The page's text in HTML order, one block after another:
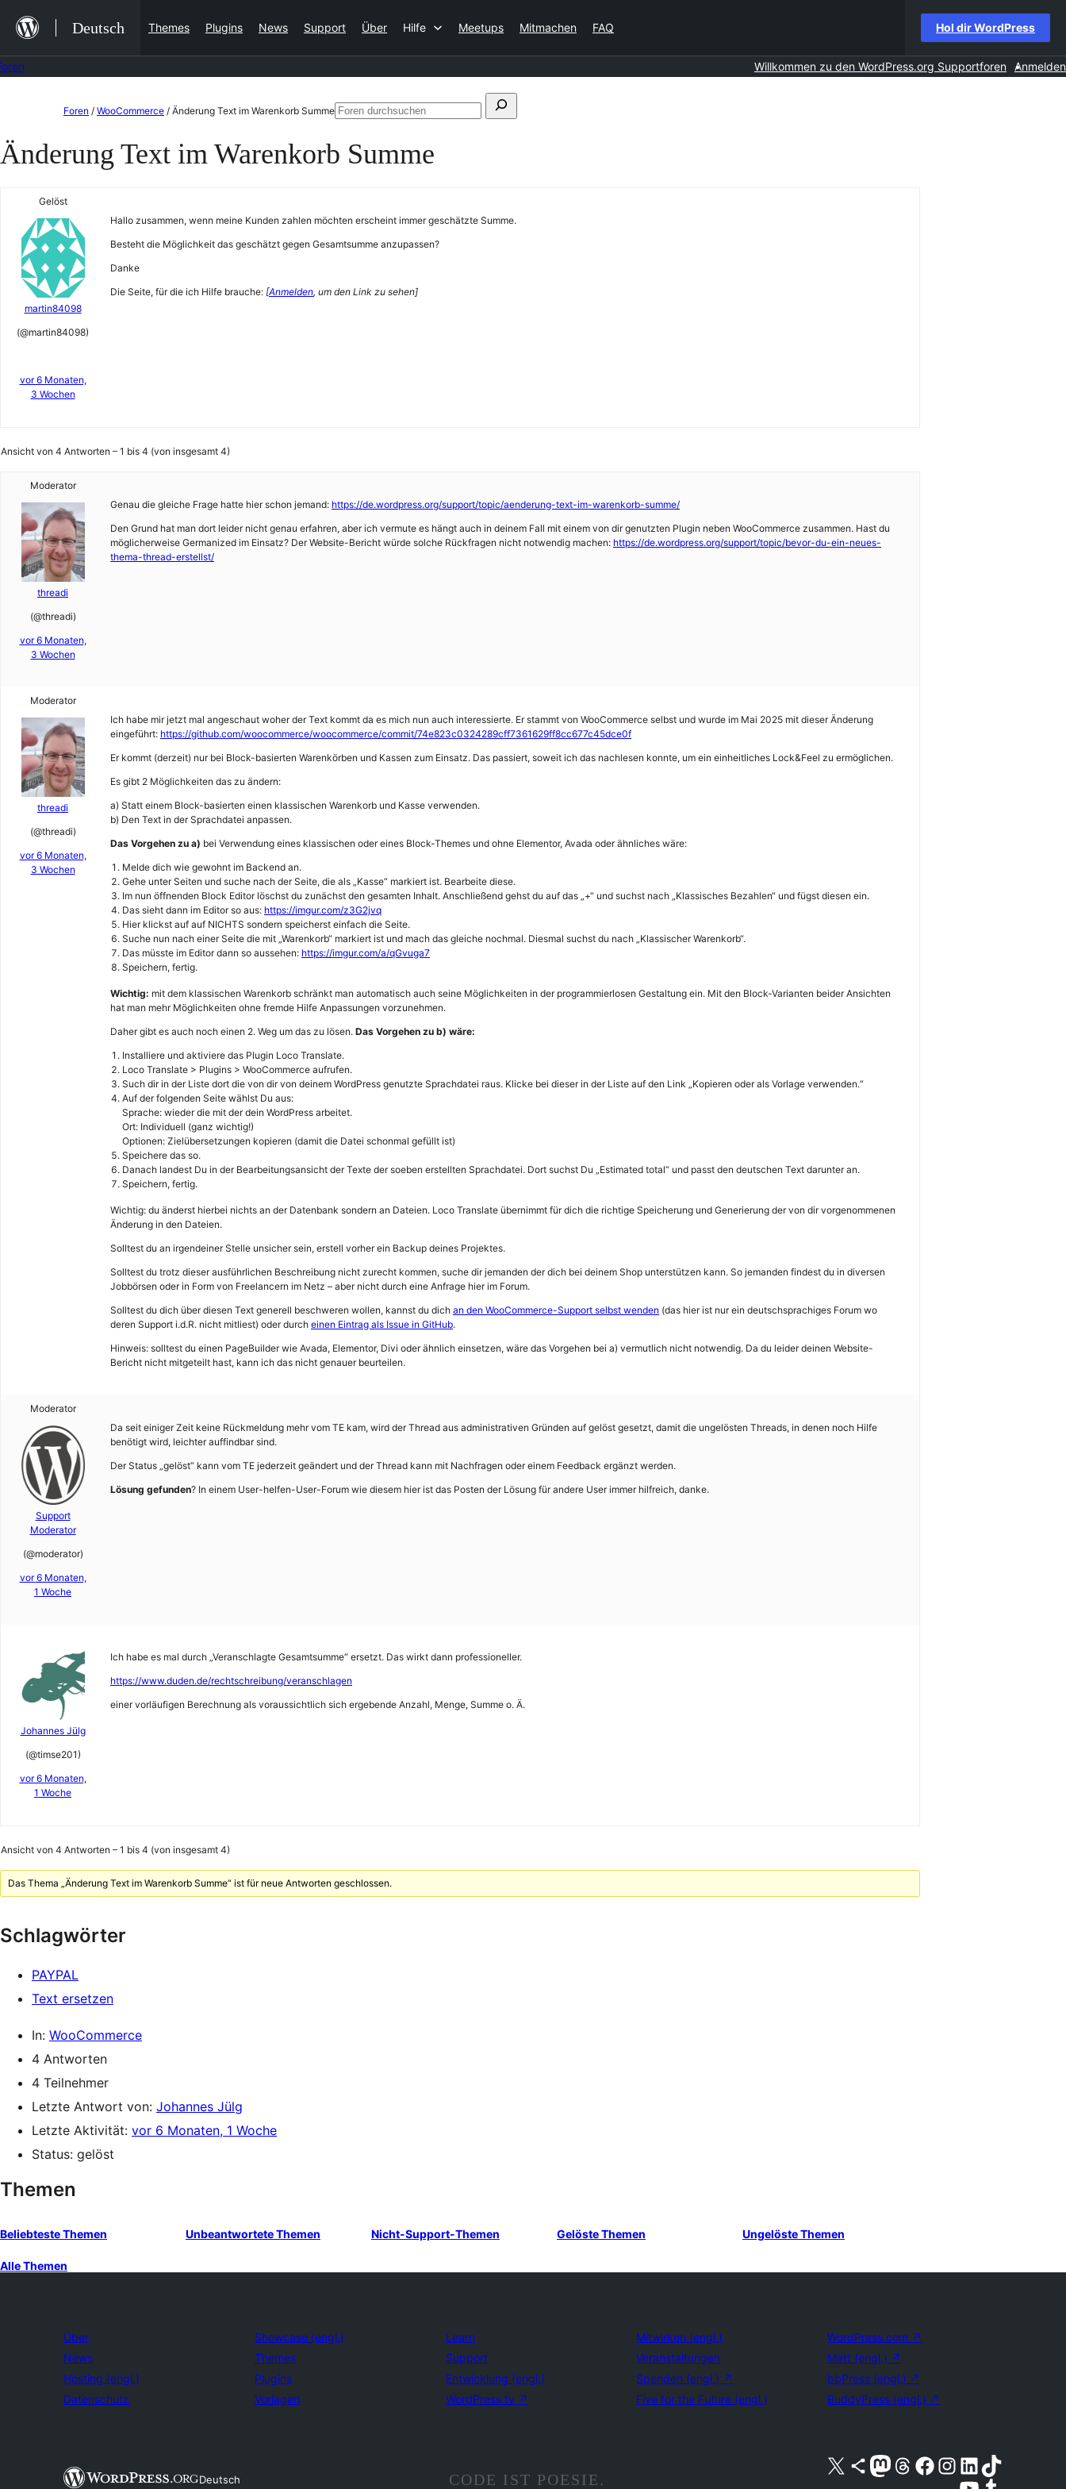
Inhalt
springen
Deutsch Themes Plugins News Support Über Hilfe Meetups Mitmachen FAQ Hol dir WordPress
Willkommen zu den WordPress.org Supportforen Anmelden
springen
Foren / WooCommerce / Änderung Text im Warenkorb SummeSuchen
Foren
Änderung Text im Warenkorb Summe
Gelöst
martin84098
(@martin84098)
vor 6 Monaten,
3 Wochen
Hallo zusammen, wenn meine Kunden zahlen möchten erscheint immer geschätzte Summe.
Besteht die Möglichkeit das geschätzt gegen Gesamtsumme anzupassen?
Danke
Die Seite, für die ich Hilfe brauche: [Anmelden, um den Link zu sehen]
Ansicht von 4 Antworten – 1 bis 4 (von insgesamt 4)
Moderator
threadi
(@threadi)
vor 6 Monaten,
3 Wochen
Genau die gleiche Frage hatte hier schon jemand: https://de.wordpress.org/support/topic/aenderung-text-im-warenkorb-summe/
Den Grund hat man dort leider nicht genau erfahren, aber ich vermute es hängt auch in deinem Fall mit einem von dir genutzten Plugin neben WooCommerce zusammen. Hast du
möglicherweise Germanized im Einsatz? Der Website-Bericht würde solche Rückfragen nicht notwendig machen: https://de.wordpress.org/support/topic/bevor-du-ein-neues-
thema-thread-erstellst/
Moderator
threadi
(@threadi)
vor 6 Monaten,
3 Wochen
Ich habe mir jetzt mal angeschaut woher der Text kommt da es mich nun auch interessierte. Er stammt von WooCommerce selbst und wurde im Mai 2025 mit dieser Änderung
eingeführt: https://github.com/woocommerce/woocommerce/commit/74e823c0324289cff7361629ff8cc677c45dce0f
Er kommt (derzeit) nur bei Block-basierten Warenkörben und Kassen zum Einsatz. Das passiert, soweit ich das nachlesen konnte, um ein einheitliches Lock&Feel zu ermöglichen.
Es gibt 2 Möglichkeiten das zu ändern:
a) Statt einem Block-basierten einen klassischen Warenkorb und Kasse verwenden.
b) Den Text in der Sprachdatei anpassen.
Das Vorgehen zu a) bei Verwendung eines klassischen oder eines Block-Themes und ohne Elementor, Avada oder ähnliches wäre:
Melde dich wie gewohnt im Backend an.
Gehe unter Seiten und suche nach der Seite, die als „Kasse“ markiert ist. Bearbeite diese.
Im nun öffnenden Block Editor löschst du zunächst den gesamten Inhalt. Anschließend gehst du auf das „+“ und suchst nach „Klassisches Bezahlen“ und fügst diesen ein.
Das sieht dann im Editor so aus: https://imgur.com/z3G2jvq
Hier klickst auf auf NICHTS sondern speicherst einfach die Seite.
Suche nun nach einer Seite die mit „Warenkorb“ markiert ist und mach das gleiche nochmal. Diesmal suchst du nach „Klassischer Warenkorb“.
Das müsste im Editor dann so aussehen: https://imgur.com/a/qGvuga7
Speichern, fertig.
Wichtig: mit dem klassischen Warenkorb schränkt man automatisch auch seine Möglichkeiten in der programmierlosen Gestaltung ein. Mit den Block-Varianten beider Ansichten
hat man mehr Möglichkeiten ohne fremde Hilfe Anpassungen vorzunehmen.
Daher gibt es auch noch einen 2. Weg um das zu lösen. Das Vorgehen zu b) wäre:
Installiere und aktiviere das Plugin Loco Translate.
Loco Translate > Plugins > WooCommerce aufrufen.
Such dir in der Liste dort die von dir von deinem WordPress genutzte Sprachdatei raus. Klicke bei dieser in der Liste auf den Link „Kopieren oder als Vorlage verwenden.“
Auf der folgenden Seite wählst Du aus:
Sprache: wieder die mit der dein WordPress arbeitet.
Ort: Individuell (ganz wichtig!)
Optionen: Zielübersetzungen kopieren (damit die Datei schonmal gefüllt ist)
Speichere das so.
Danach landest Du in der Bearbeitungsansicht der Texte der soeben erstellten Sprachdatei. Dort suchst Du „Estimated total“ und passt den deutschen Text darunter an.
Speichern, fertig.
Wichtig: du änderst hierbei nichts an der Datenbank sondern an Dateien. Loco Translate übernimmt für dich die richtige Speicherung und Generierung der von dir vorgenommenen
Änderung in den Dateien.
Solltest du an irgendeiner Stelle unsicher sein, erstell vorher ein Backup deines Projektes.
Solltest du trotz dieser ausführlichen Beschreibung nicht zurecht kommen, suche dir jemanden der dich bei deinem Shop unterstützen kann. So jemanden findest du in diversen
Jobbörsen oder in Form von Freelancern im Netz – aber nicht durch eine Anfrage hier im Forum.
Solltest du dich über diesen Text generell beschweren wollen, kannst du dich an den WooCommerce-Support selbst wenden (das hier ist nur ein deutschsprachiges Forum wo
deren Support i.d.R. nicht mitliest) oder durch einen Eintrag als Issue in GitHub.
Hinweis: solltest du einen PageBuilder wie Avada, Elementor, Divi oder ähnlich einsetzen, wäre das Vorgehen bei a) vermutlich nicht notwendig. Da du leider deinen Website-
Bericht nicht mitgeteilt hast, kann ich das nicht genauer beurteilen.
Moderator
Support
Moderator
(@moderator)
vor 6 Monaten,
1 Woche
Da seit einiger Zeit keine Rückmeldung mehr vom TE kam, wird der Thread aus administrativen Gründen auf gelöst gesetzt, damit die ungelösten Threads, in denen noch Hilfe
benötigt wird, leichter auffindbar sind.
Der Status „gelöst“ kann vom TE jederzeit geändert und der Thread kann mit Nachfragen oder einem Feedback ergänzt werden.
Lösung gefunden? In einem User-helfen-User-Forum wie diesem hier ist das Posten der Lösung für andere User immer hilfreich, danke.
Johannes Jülg
(@timse201)
vor 6 Monaten,
1 Woche
Ich habe es mal durch „Veranschlagte Gesamtsumme“ ersetzt. Das wirkt dann professioneller.
https://www.duden.de/rechtschreibung/veranschlagen
einer vorläufigen Berechnung als voraussichtlich sich ergebende Anzahl, Menge, Summe o. Ä.
Ansicht von 4 Antworten – 1 bis 4 (von insgesamt 4)
Das Thema „Änderung Text im Warenkorb Summe“ ist für neue Antworten geschlossen.
Schlagwörter
PAYPAL
Text ersetzen
In: WooCommerce
4 Antworten
4 Teilnehmer
Letzte Antwort von: Johannes Jülg
Letzte Aktivität: vor 6 Monaten, 1 Woche
Status: gelöst
Themen
Beliebteste Themen Unbeantwortete Themen Nicht-Support-Themen Gelöste Themen Ungelöste Themen
Alle Themen
Über
News
Hosting (engl.)
Datenschutz
Showcase (engl.)
Themes
Plugins
Vorlagen
Learn
Support
Entwicklung (engl.)
WordPress.tv ↗
Mitwirken (engl.)
Veranstaltungen
Spenden (engl.) ↗
Five for the Future (engl.)
WordPress.com ↗
Matt (engl.) ↗
bbPress (engl.) ↗
BuddyPress (engl.) ↗
Deutsch
Unser X-Konto (früher Twitter) besuchen
Unser Bluesky-Konto besuchen
Unser Mastodon-Konto besuchen
Unser Threads-Konto besuchen
Unsere Facebook-Seite besuchen
Unser Instagram-Konto besuchen
Unser LinkedIn-Konto besuchen
Unser TikTok-Konto
CODE IST POESIE.